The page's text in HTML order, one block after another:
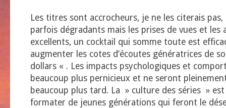
Les titres sont accrocheurs, je ne les citerais
parfois dégradants mais les prises de vues et les
excellents, un cocktail qui somme toute est
augmenter les cotes d’écoutes génératrices de
dollars « . Les impacts psychologiques et
beaucoup plus pernicieux et ne seront
beaucoup plus tard. La » culture des séries »
formater de jeunes générations qui feront le